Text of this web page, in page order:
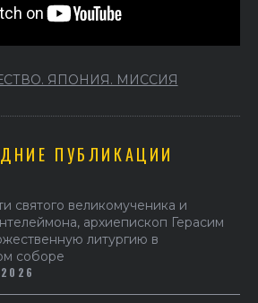
ЯПОНИЯ. МИССИЯ
ПУБЛИКАЦИИ
святого великомученика и
архиепископ Герасим
литургию в
соборе